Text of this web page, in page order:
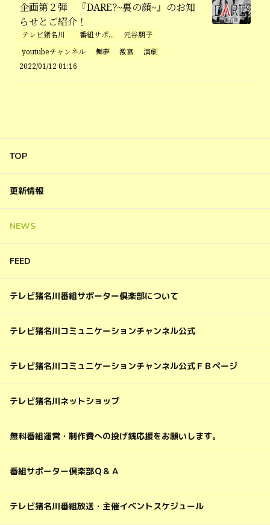
企画第２弾 『DARE?~裏の顔~』のお知
らせとご紹介！
テレビ猪名川 番組サポ...
元谷朋子
youtubeチャンネル
舞夢 激富
演劇
2022/01/12 01:16
TOP
更新情報
NEWS
FEED
テレビ猪名川番組サポーター倶楽部について
テレビ猪名川コミュニケーションチャンネル公式
テレビ猪名川コミュニケーションチャンネル公式ＦＢページ
テレビ猪名川ネットショップ
無料番組運営・制作費への投げ銭応援をお願いします。
番組サポーター倶楽部Ｑ＆Ａ
テレビ猪名川番組放送・主催イベントスケジュール